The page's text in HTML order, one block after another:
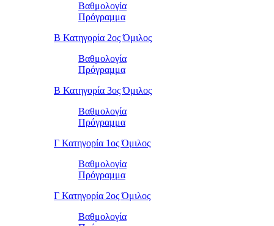
Βαθμολογία
Πρόγραμμα
Β Κατηγορία 2ος Όμιλος
Βαθμολογία
Πρόγραμμα
Β Κατηγορία 3ος Όμιλος
Βαθμολογία
Πρόγραμμα
Γ Κατηγορία 1ος Όμιλος
Βαθμολογία
Πρόγραμμα
Γ Κατηγορία 2ος Όμιλος
Βαθμολογία